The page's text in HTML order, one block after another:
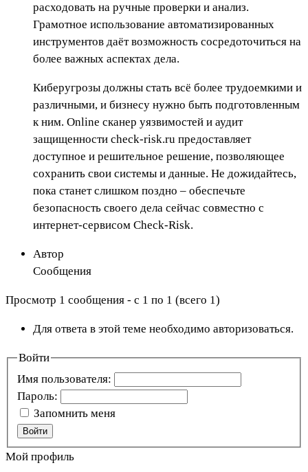
расходовать на ручные проверки и анализ.
Грамотное использование автоматизированных
инструментов даёт возможность сосредоточиться на
более важных аспектах дела.
Киберугрозы должны стать всё более трудоемкими и
различными, и бизнесу нужно быть подготовленным
к ним. Online сканер уязвимостей и аудит
защищенности check-risk.ru предоставляет
доступное и решительное решение, позволяющее
сохранить свои системы и данные. Не дожидайтесь,
пока станет слишком поздно – обеспечьте
безопасность своего дела сейчас совместно с
интернет-сервисом Check-Risk.
Автор
Сообщения
Просмотр 1 сообщения - с 1 по 1 (всего 1)
Для ответа в этой теме необходимо авторизоваться.
Войти
Имя пользователя:
Пароль:
Запомнить меня
Войти
Мой профиль